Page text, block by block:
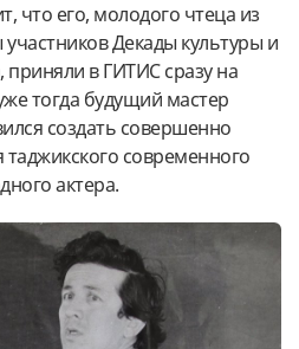
что его, молодого чтеца из
Декады культуры и
приняли в ГИТИС сразу на
тогда будущий мастер
создать совершенно
современного
актера.